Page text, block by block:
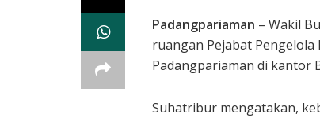
Padangpariaman – Wakil
ruangan Pejabat
Padangpariaman di kantor
Suhatribur mengatakan,